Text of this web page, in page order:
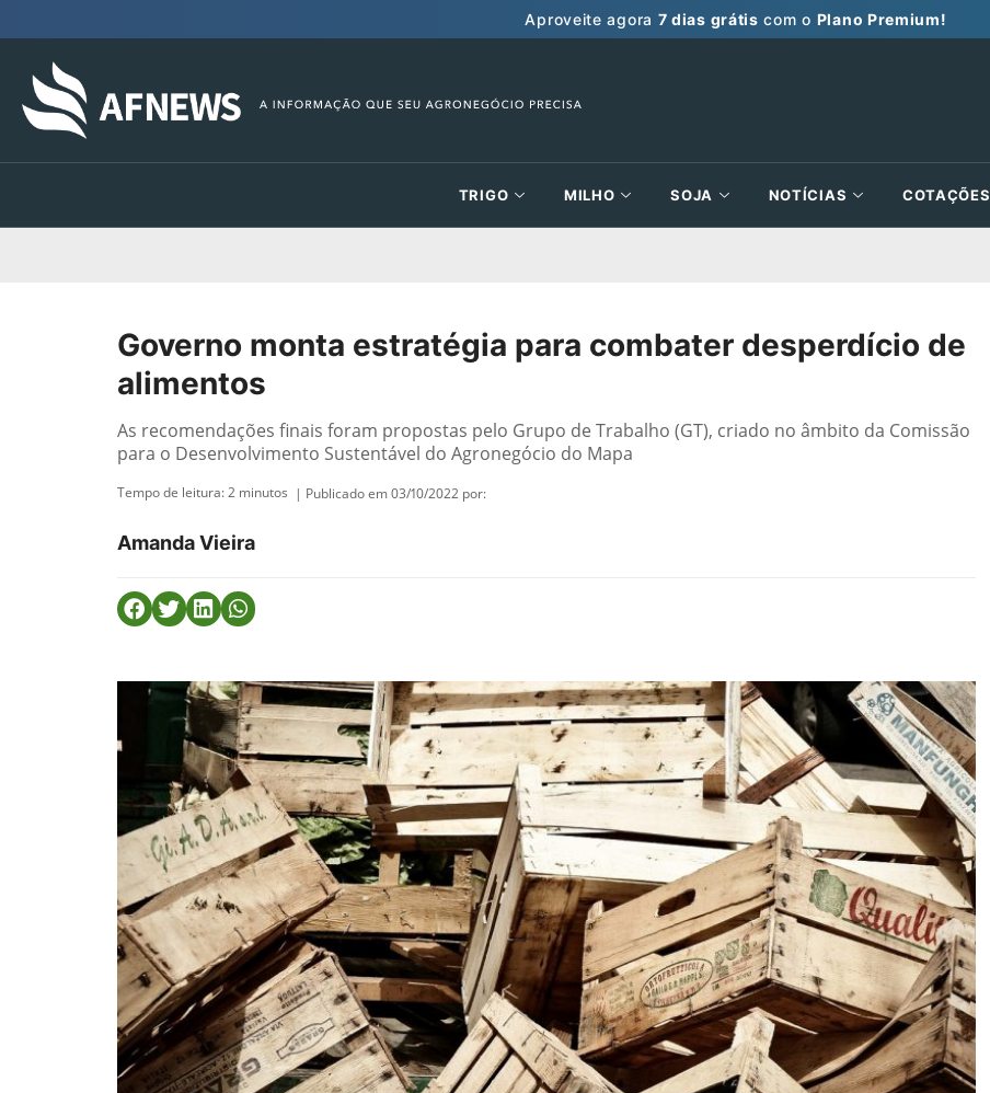
Aproveite agora 7 dias grátis com o Plano Premium!
TRIGO MILHO SOJA NOTÍCIAS COTAÇÕES
Governo monta estratégia para combater desperdício de
alimentos
As recomendações finais foram propostas pelo Grupo de Trabalho (GT), criado no âmbito da Comissão
para o Desenvolvimento Sustentável do Agronegócio do Mapa
Tempo de leitura:2 minutos | Publicado em 03/10/2022 por:
Amanda Vieira